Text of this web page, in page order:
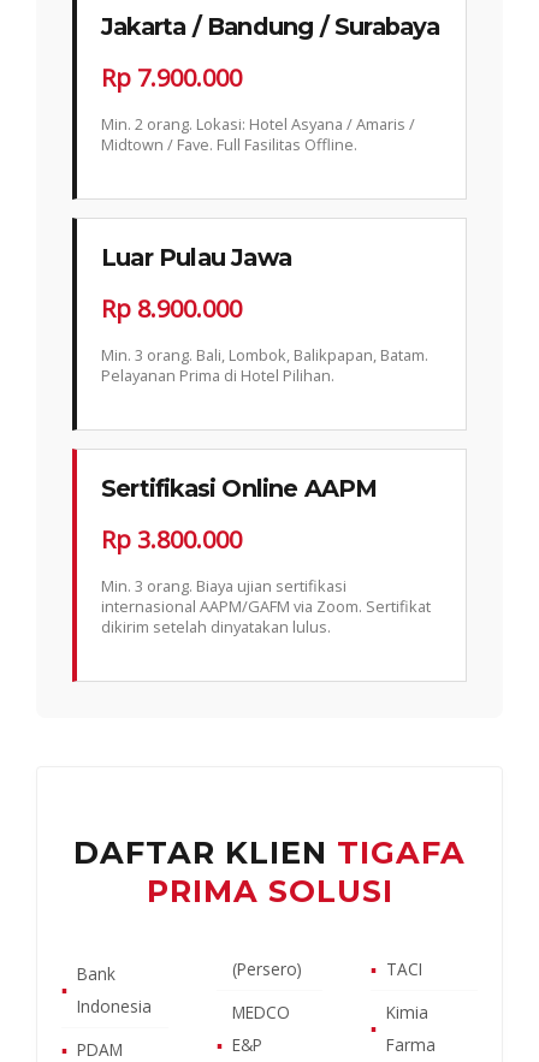
Jakarta / Bandung / Surabaya
Rp 7.900.000
Min. 2 orang. Lokasi: Hotel Asyana / Amaris /
Midtown / Fave. Full Fasilitas Offline.
Luar Pulau Jawa
Rp 8.900.000
Min. 3 orang. Bali, Lombok, Balikpapan, Batam.
Pelayanan Prima di Hotel Pilihan.
Sertifikasi Online AAPM
Rp 3.800.000
Min. 3 orang. Biaya ujian sertifikasi
internasional AAPM/GAFM via Zoom. Sertifikat
dikirim setelah dinyatakan lulus.
DAFTAR KLIEN TIGAFA
PRIMA SOLUSI
▪
Bank
Indonesia
▪ PDAM
(Persero)
▪
MEDCO
E&P
▪ TACI
▪
Kimia
Farma